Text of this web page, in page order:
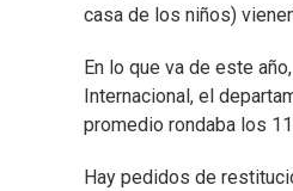
casa de los niños)
En lo que va de este
Internacional, el
promedio rondaba los
Hay pedidos de